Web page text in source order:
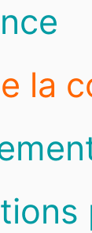
la